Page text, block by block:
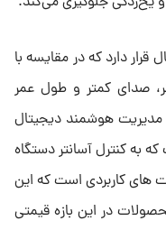
قرار دارد که در مقایسه با
صدای کمتر و طول عمر
مدیریت هوشمند دیجیتال
به کنترل آسانتر دستگاه
های کاربردی است که این
در این بازه قیمتی